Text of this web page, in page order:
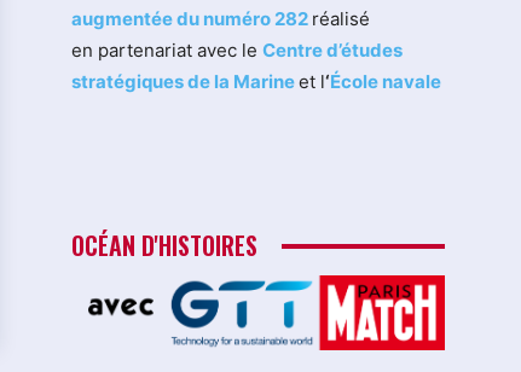
augmentée du numéro 282 réalisé
en partenariat avec le Centre d’études
stratégiques de la Marineet l‘École navale
OCÉAN D'HISTOIRES